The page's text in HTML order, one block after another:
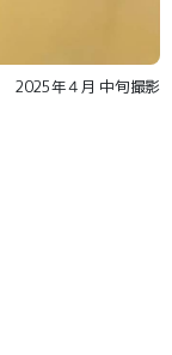
2025年４月 中旬撮影